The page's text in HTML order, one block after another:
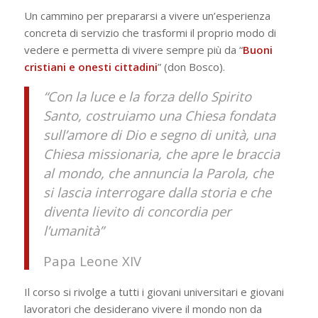
Un cammino per prepararsi a vivere un’esperienza
concreta di servizio che trasformi il proprio modo di
vedere e permetta di vivere sempre più da “Buoni
cristiani e onesti cittadini” (don Bosco).
“Con la luce e la forza dello Spirito
Santo, costruiamo una Chiesa fondata
sull’amore di Dio e segno di unità, una
Chiesa missionaria, che apre le braccia
al mondo, che annuncia la Parola, che
si lascia interrogare dalla storia e che
diventa lievito di concordia per
l’umanità”
Papa Leone XIV
Il corso si rivolge a tutti i giovani universitari e giovani
lavoratori che desiderano vivere il mondo non da